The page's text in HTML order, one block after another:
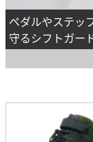
ペダルやステッ
守るシフトガー